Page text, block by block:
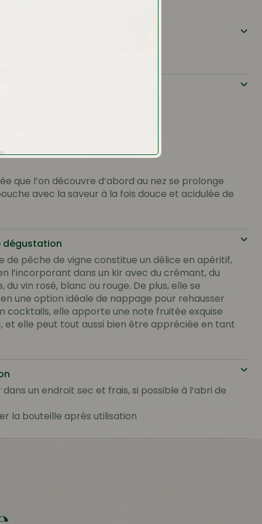
la pêche
que l’on découvre d’abord au nez se prolonge
avec la saveur à la fois douce et acidulée de
dégustation
de pêche de vigne constitue un délice en apéritif,
l’incorporant dans un kir avec du crémant, du
du vin rosé, blanc ou rouge. De plus, elle se
une option idéale de nappage pour rehausser
cocktails, elle apporte une note fruitée exquise
et elle peut tout aussi bien être appréciée en tant
un endroit sec et frais, si possible à l’abri de
la bouteille après utilisation